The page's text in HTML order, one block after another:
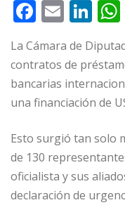
F
a
c
e
b
o
k
E
m
ai
l
Li
n
k
e
dI
La Cámara de
contratos de
bancarias
una financiación de
Esto surgió tan solo
de 130
oficialista y sus
declaración de